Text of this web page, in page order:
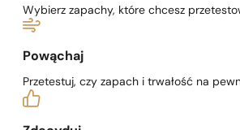
Wybierz zapachy, które chcesz
Powąchaj
Przetestuj, czy zapach i trwałość na